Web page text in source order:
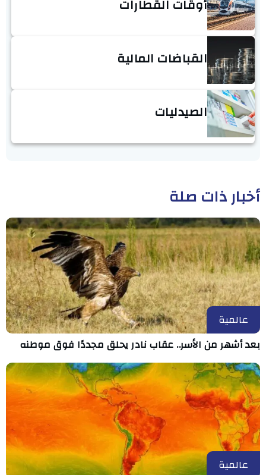
أوقات القطارات
القباضات المالية
الصيدليات
أخبار ذات صلة
عالمية
بعد أشهر من الأسر.. عقاب نادر يحلق مجددًا فوق موطنه
عالمية